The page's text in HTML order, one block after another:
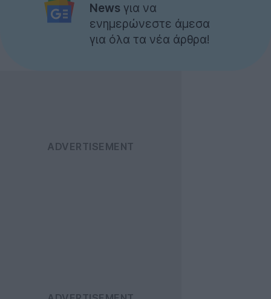
News για να
ενημερώνεστε άμεσα
για όλα τα νέα άρθρα!